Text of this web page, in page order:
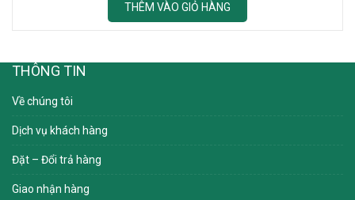
THÊM VÀO GIỎ HÀNG
THÔNG TIN
Về chúng tôi
Dịch vụ khách hàng
Đặt – Đổi trả hàng
Giao nhận hàng